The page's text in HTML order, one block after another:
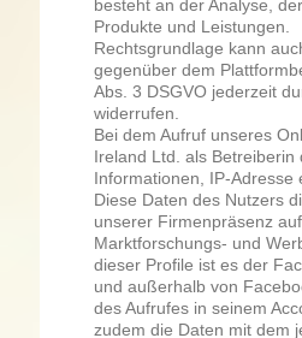
besteht an der Analyse,
Produkte und Leistungen.
Rechtsgrundlage kann
gegenüber dem
Abs. 3 DSGVO jederzeit
widerrufen.
Bei dem Aufruf unseres
Ireland Ltd. als
Informationen, IP-Adresse
Diese Daten des Nutzers
unserer Firmenpräsenz
Marktforschungs- und
dieser Profile ist es der
und außerhalb von
des Aufrufes in seinem
zudem die Daten mit dem